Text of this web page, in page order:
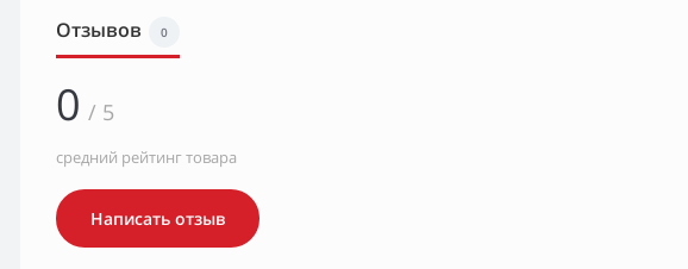
Отзывов 0
0 / 5
средний рейтинг товара
Написать отзыв